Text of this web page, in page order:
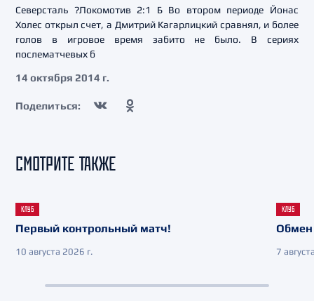
Северсталь ?Локомотив 2:1 Б Во втором периоде Йонас
Холес открыл счет, а Дмитрий Кагарлицкий сравнял, и более
голов в игровое время забито не было. В сериях
послематчевых б
14 октября 2014 г.
Поделиться:
СМОТРИТЕ ТАКЖЕ
КЛУБ
Первый контрольный матч!
10 августа 2026 г.
КЛУБ
Обмен
7